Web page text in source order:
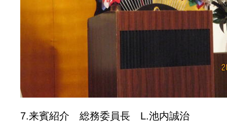
7.来賓紹介 総務委員長 L.池内誠治